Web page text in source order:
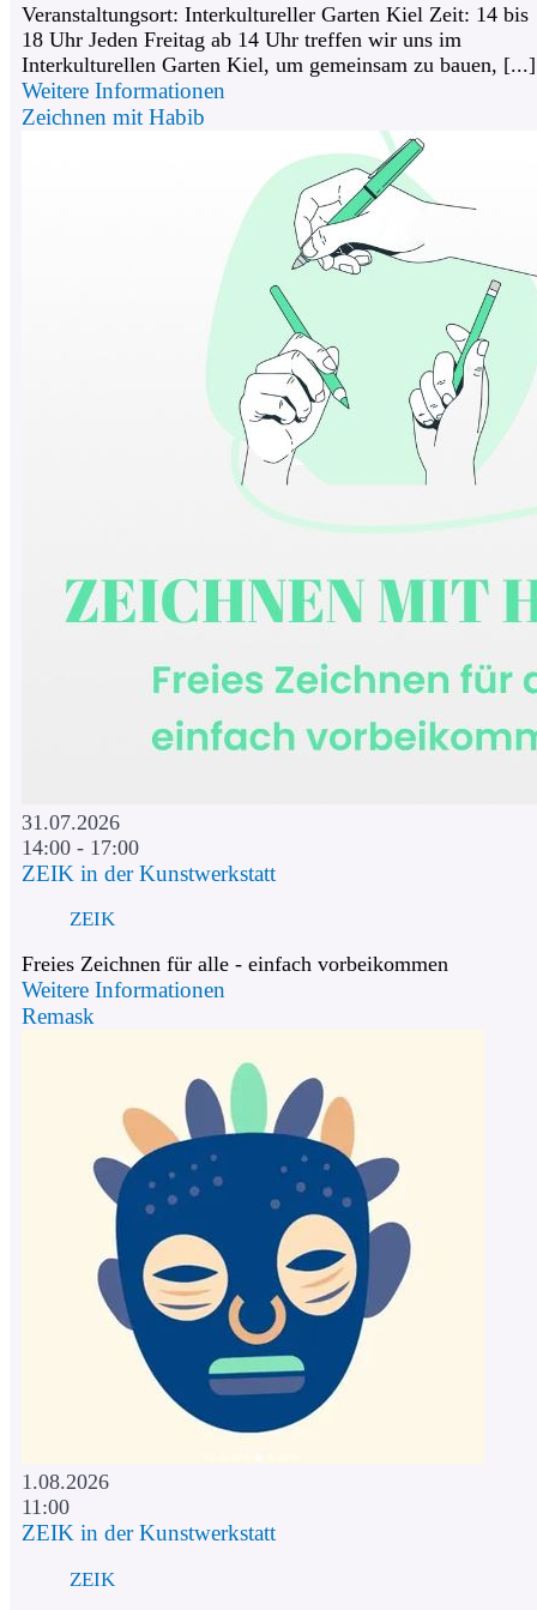
Veranstaltungsort: Interkultureller Garten Kiel Zeit: 14 bis
18 Uhr Jeden Freitag ab 14 Uhr treffen wir uns im
Interkulturellen Garten Kiel, um gemeinsam zu bauen, [...]
Weitere Informationen
Zeichnen mit Habib
31.07.2026
14:00 - 17:00
ZEIK in der Kunstwerkstatt
ZEIK
Freies Zeichnen für alle - einfach vorbeikommen
Weitere Informationen
Remask
1.08.2026
11:00
ZEIK in der Kunstwerkstatt
ZEIK